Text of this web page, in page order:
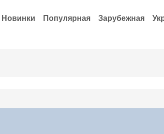
Новинки Популярная Зарубежная